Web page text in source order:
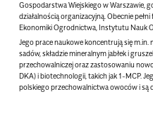
Gospodarstwa Wiejskiego w Warszawie,
działalnością organizacyjną. Obecnie
Ekonomiki Ogrodnictwa, Instytutu Nauk
Jego prace naukowe koncentrują się m.in.
sadów, składzie mineralnym jabłek i
przechowalniczej oraz zastosowaniu
DKA) i biotechnologii, takich jak 1-MCP.
polskiego przechowalnictwa owoców i są